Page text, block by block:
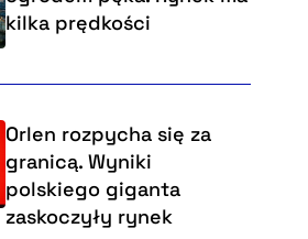
kilka prędkości
Orlen rozpycha się za
granicą. Wyniki
polskiego giganta
zaskoczyły rynek